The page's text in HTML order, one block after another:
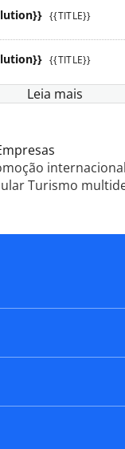
{{TITLE}}
{{TITLE}}
Leia mais
Turismo